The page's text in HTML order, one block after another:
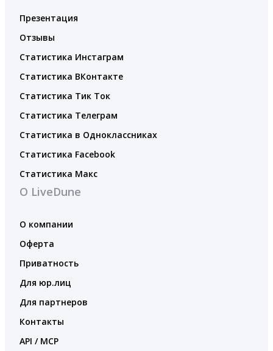
Презентация
Отзывы
Статистика Инстаграм
Статистика ВКонтакте
Статистика Тик Ток
Статистика Телеграм
Статистика в Одноклассниках
Статистика Facebook
Статистика Макс
О LiveDune
О компании
Оферта
Приватность
Для юр.лиц
Для партнеров
Контакты
API / MCP